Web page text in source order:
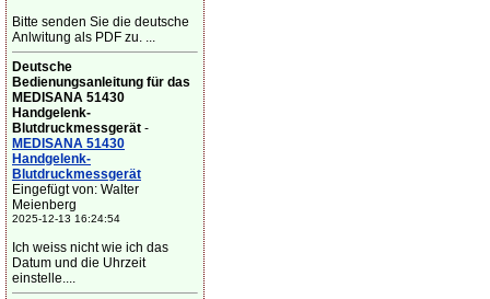
Bitte senden Sie die deutsche
Anlwitung als PDF zu. ...
Deutsche
Bedienungsanleitung für das
MEDISANA 51430
Handgelenk-
Blutdruckmessgerät -
MEDISANA 51430
Handgelenk-
Blutdruckmessgerät
Eingefügt von: Walter
Meienberg
2025-12-13 16:24:54
Ich weiss nicht wie ich das
Datum und die Uhrzeit
einstelle....